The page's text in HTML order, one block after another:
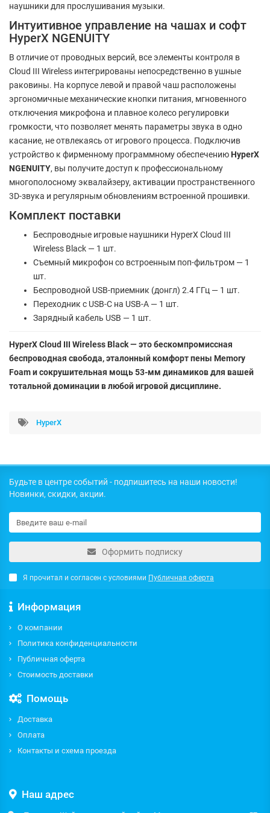
наушники для прослушивания музыки.
Интуитивное управление на чашах и софт
HyperX NGENUITY
В отличие от проводных версий, все элементы контроля в
Cloud III Wireless интегрированы непосредственно в ушные
раковины. На корпусе левой и правой чаш расположены
эргономичные механические кнопки питания, мгновенного
отключения микрофона и плавное колесо регулировки
громкости, что позволяет менять параметры звука в одно
касание, не отвлекаясь от игрового процесса. Подключив
устройство к фирменному программному обеспечению HyperX
NGENUITY, вы получите доступ к профессиональному
многополосному эквалайзеру, активации пространственного
3D-звука и регулярным обновлениям встроенной прошивки.
Комплект поставки
Беспроводные игровые наушники HyperX Cloud III
Wireless Black — 1 шт.
Съемный микрофон со встроенным поп-фильтром — 1
шт.
Беспроводной USB-приемник (донгл) 2.4 ГГц — 1 шт.
Переходник с USB-C на USB-A — 1 шт.
Зарядный кабель USB — 1 шт.
HyperX Cloud III Wireless Black — это бескомпромиссная
беспроводная свобода, эталонный комфорт пены Memory
Foam и сокрушительная мощь 53-мм динамиков для вашей
тотальной доминации в любой игровой дисциплине.
HyperX
Будьте в центре событий - подпишитесь на наши новости!
Новинки, скидки, акции.
Оформить подписку
Я прочитал и согласен с условиями Публичная оферта
Информация
О компании
Политика конфиденциальности
Публичная оферта
Стоимость доставки
Помощь
Доставка
Оплата
Контакты и схема проезда
Наш адрес